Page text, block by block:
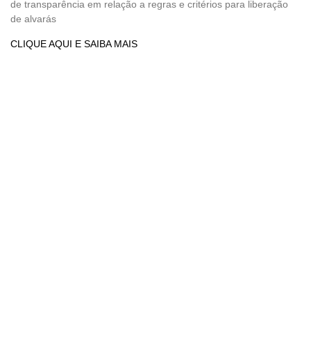
de transparência em relação a regras e critérios para liberação
de alvarás
CLIQUE AQUI E SAIBA MAIS